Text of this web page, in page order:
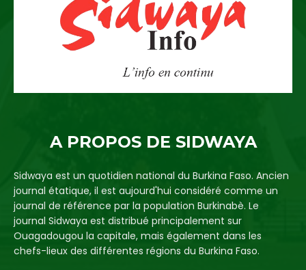
A PROPOS DE SIDWAYA
Sidwaya est un quotidien national du Burkina Faso. Ancien
journal étatique, il est aujourd'hui considéré comme un
journal de référence par la population Burkinabè. Le
journal Sidwaya est distribué principalement sur
Ouagadougou la capitale, mais également dans les
chefs-lieux des différentes régions du Burkina Faso.